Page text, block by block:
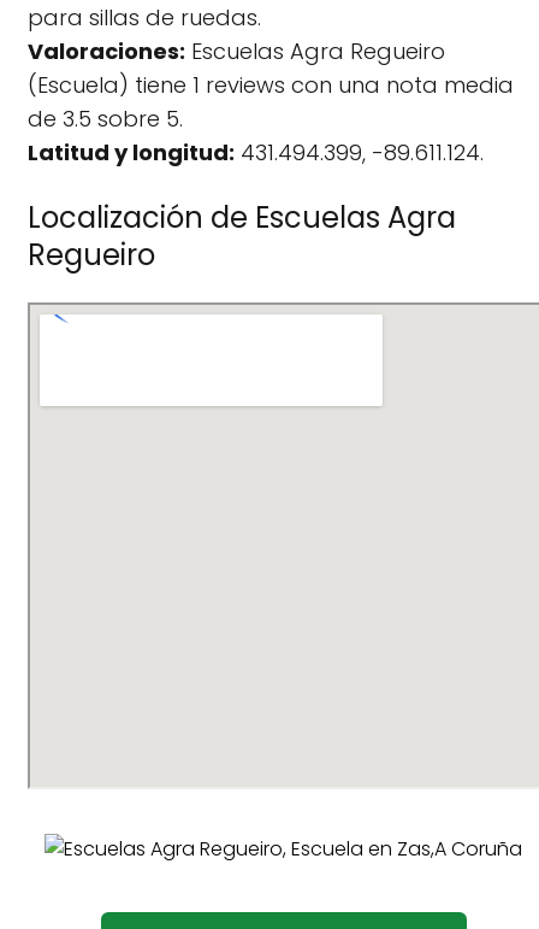
para sillas de ruedas.
Valoraciones: Escuelas Agra Regueiro
(Escuela) tiene 1 reviews con una nota media
de 3.5 sobre 5.
Latitud y longitud: 431.494.399, -89.611.124.
Localización de Escuelas Agra
Regueiro